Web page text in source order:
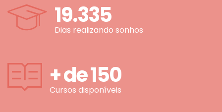
19.335
Dias realizando sonhos
+ de150
Cursos disponíveis